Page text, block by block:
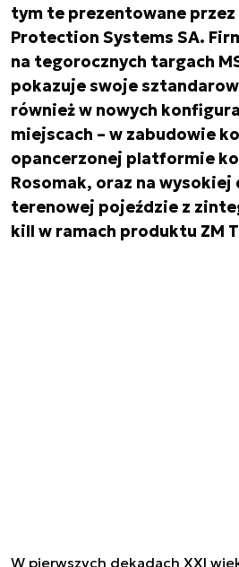
tym te prezentowane
Protection Systems SA.
na tegorocznych targach
pokazuje swoje
również w nowych
miejscach – w zabudowie
opancerzonej platformie
Rosomak, oraz na wysokiej
terenowej pojeździe z
kill w ramach produktu ZM
W pierwszych dekadach XXI